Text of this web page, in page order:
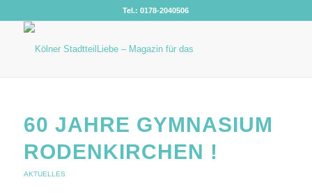
Tel.: 0178-2040506
60 JAHRE GYMNASIUM
RODENKIRCHEN !
AKTUELLES